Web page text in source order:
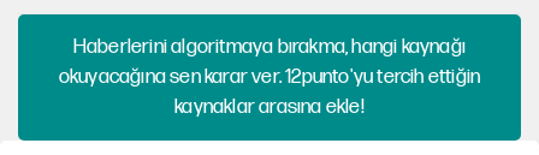
Haberlerini algoritmaya bırakma, hangi kaynağı
okuyacağına sen karar ver. 12punto'yu tercih ettiğin
kaynaklar arasına ekle!